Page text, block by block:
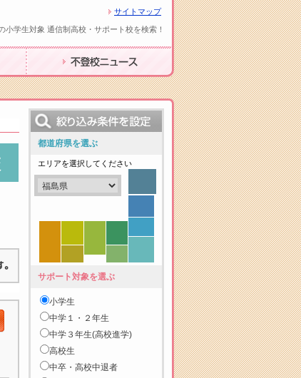
サイトマップ
小学生対象 通信制高校・サポート校を検索！
不登校ニュース
都道府県を選ぶ
エリアを選択してください
サポート対象を選ぶ
小学生
中学１・２年生
中学３年生(高校進学)
高校生
中卒・高校中退者